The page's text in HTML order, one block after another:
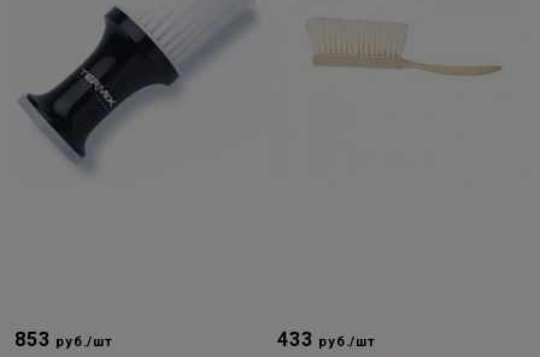
853 руб./шт 433 руб./шт